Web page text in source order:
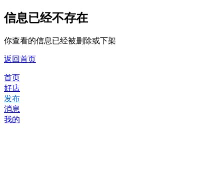
信息已经不存在
你查看的信息已经被删除或下架
返回首页
首页
好店
发布
消息
我的